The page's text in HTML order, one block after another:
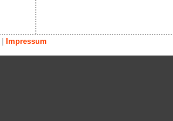
Impressum